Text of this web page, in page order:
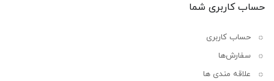
حساب کاربری شما
حساب کاربری
سفارش‌ها
علاقه مندی ها